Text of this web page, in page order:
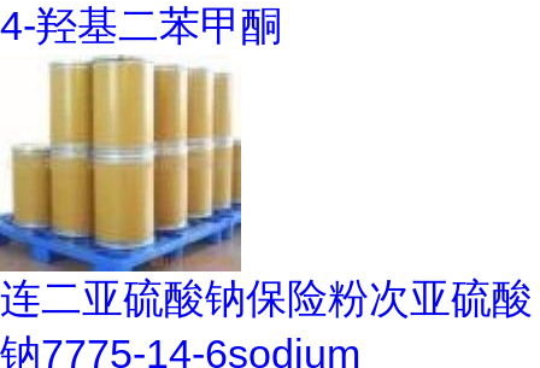
4-羟基二苯甲酮
连二亚硫酸钠保险粉次亚硫酸
钠7775-14-6sodium